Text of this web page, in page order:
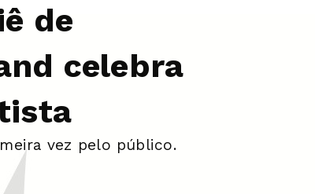
de
celebra
vez pelo público.